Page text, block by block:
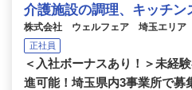
介護施設の調理、キッチン
株式会社 ウェルフェア 埼玉エリア
正社員
＜入社ボーナスあり！＞未経
進可能！埼玉県内3事業所で募